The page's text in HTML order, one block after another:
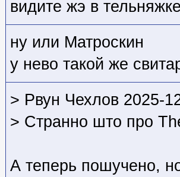
видите жэ в тельняжке
ну или Матроскин
у нево такой же
> Рвун Чехлов 2025-
> Странно што про
А теперь пошучено,